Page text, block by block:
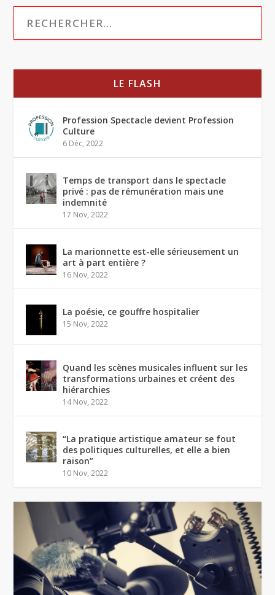
LE FLASH
Profession Spectacle devient Profession
Culture
6 Déc, 2022
Temps de transport dans le spectacle
privé : pas de rémunération mais une
indemnité
17 Nov, 2022
La marionnette est-elle sérieusement un
art à part entière ?
16 Nov, 2022
La poésie, ce gouffre hospitalier
15 Nov, 2022
Quand les scènes musicales influent sur les
transformations urbaines et créent des
hiérarchies
14 Nov, 2022
“La pratique artistique amateur se fout
des politiques culturelles, et elle a bien
raison”
10 Nov, 2022